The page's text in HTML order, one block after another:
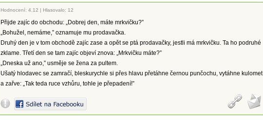
Hodnocení: 4.12 | Hlasovalo: 12
Přijde zajíc do obchodu: „Dobrej den, máte mrkvičku?”
„Bohužel, nemáme,” oznamuje mu prodavačka.
Druhý den je v tom obchodě zajíc zase a opět se ptá prodavačky, jestli má mrkvičku. Ta ho podruhé
zklame. Třetí den se tam zajíc objeví znova: „Mrkvičku máte?”
„Dneska už ano,” usměje se žena za pultem.
Ušatý hlodavec se zamračí, bleskurychle si přes hlavu přetáhne černou punčochu, vytáhne kulomet
a zařve: „Tak teda ruce vzhůru, tohle je přepadení!”